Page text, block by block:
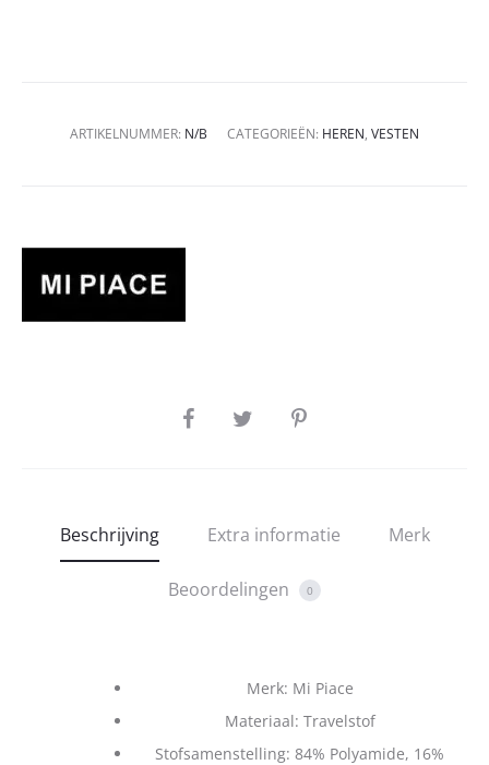
ARTIKELNUMMER: N/B CATEGORIEËN: HEREN, VESTEN
SHARE
Beschrijving Extra informatie Merk
Beoordelingen 0
Merk: Mi Piace
Materiaal: Travelstof
Stofsamenstelling: 84% Polyamide, 16%